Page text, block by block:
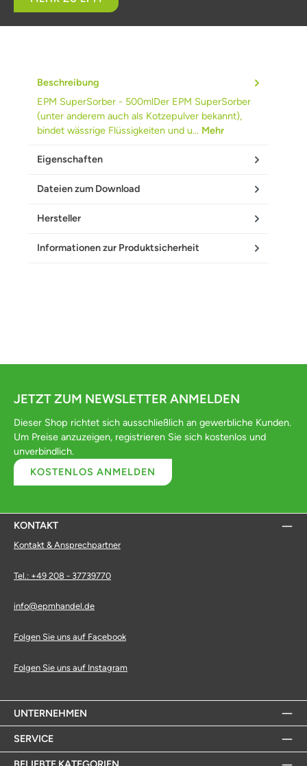
Beschreibung
EPM SuperSorber - 500mlDer EPM SuperSorber
(unter anderem auch als Kotzepulver bekannt),
bindet wässrige Flüssigkeiten und u… Mehr
Eigenschaften
Dateien zum Download
Hersteller
Informationen zur Produktsicherheit
JETZT ZUM NEWSLETTER ANMELDEN
Dieser Shop richtet sich ausschließlich an gewerbliche Kunden.
Um Preise anzuzeigen, registrieren Sie sich kostenlos und
unverbindlich.
KOSTENLOS ANMELDEN
KONTAKT
Kontakt & Ansprechpartner
Tel.: +49 208 - 37739770
info@epmhandel.de
Folgen Sie uns auf Facebook
Folgen Sie uns auf Instagram
UNTERNEHMEN
SERVICE